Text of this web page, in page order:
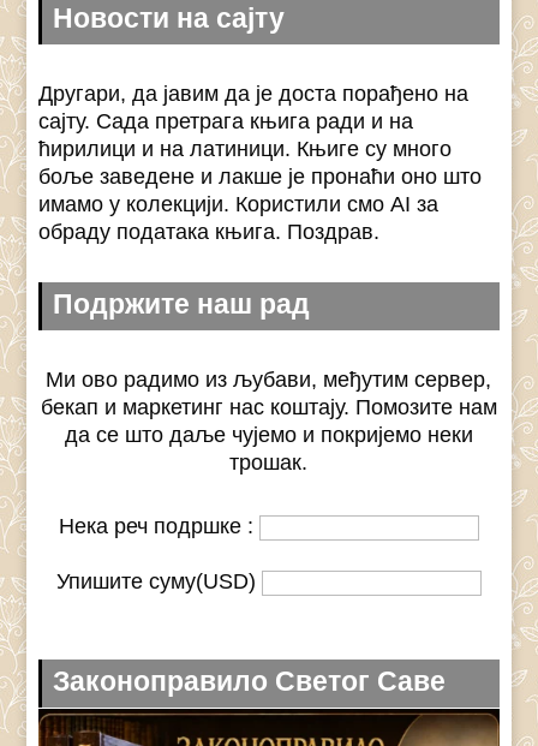
Новости на сајту
Другари, да јавим да је доста порађено на
сајту. Сада претрага књига ради и на
ћирилици и на латиници. Књиге су много
боље заведене и лакше је пронаћи оно што
имамо у колекцији. Користили смо AI за
обраду података књига. Поздрав.
Подржите наш рад
Ми ово радимо из љубави, међутим сервер,
бекап и маркетинг нас коштају. Помозите нам
да се што даље чујемо и покријемо неки
трошак.
Нека реч подршке :
Упишите суму(USD)
Законоправило Светог Саве